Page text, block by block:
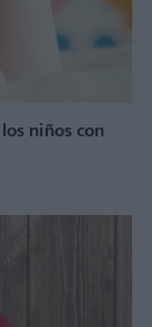
niños con